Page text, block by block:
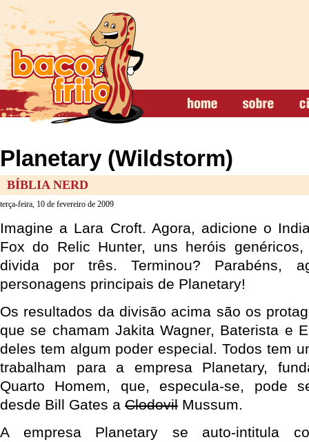
Planetary (Wildstorm)
BÍBLIA NERD
terça-feira, 10 de fevereiro de 2009
Imagine a Lara Croft. Agora, adicione o
Fox do Relic Hunter, uns heróis
divida por três. Terminou? Parabéns,
personagens principais de Planetary!
Os resultados da divisão acima são os
que se chamam Jakita Wagner, Baterista e
deles tem algum poder especial. Todos tem
trabalham para a empresa Planetary,
Quarto Homem, que, especula-se, pode
desde Bill Gates a Clodovil Mussum.
A empresa Planetary se auto-intitula